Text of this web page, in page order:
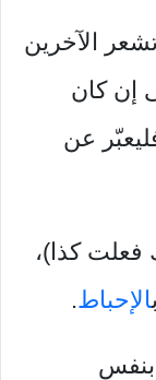
الآخرين
إن كان
عن
فعلت كذا)،
الإحباط.
بنفس